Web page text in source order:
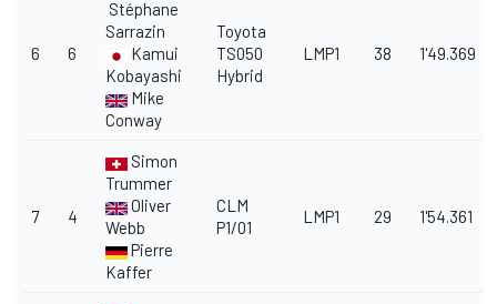
6 6
Stéphane
Sarrazin
Kamui
Kobayashi
Mike
Conway
Toyota
TS050
Hybrid
LMP1 38 1'49.369
7 4
Simon
Trummer
Oliver
Webb
Pierre
Kaffer
CLM
P1/01
LMP1 29 1'54.361